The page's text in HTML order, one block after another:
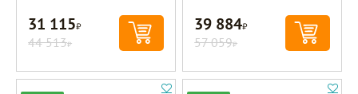
31 115Р
44 513Р
39 884Р
57 059Р